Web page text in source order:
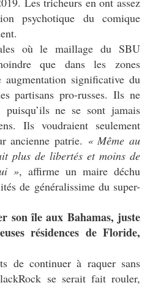
psychotique du comique
où le maillage du SBU
que dans les zones
augmentation significative du
partisans pro-russes. Ils ne
puisqu’ils ne se sont jamais
Ils voudraient seulement
ancienne patrie. « Même au
plus de libertés et moins de
», affirme un maire déchu
de généralissime du super-
son île aux Bahamas, juste
résidences de Floride,
de continuer à raquer sans
se serait fait rouler,